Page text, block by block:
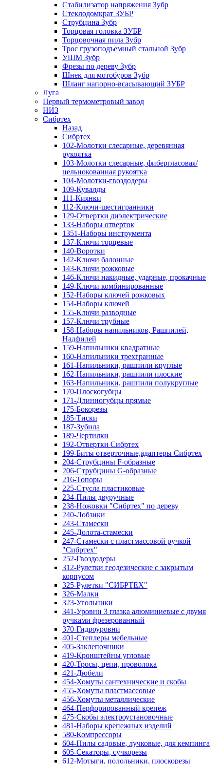
Стабилизатор напряжения Зубр
Стеклодомкрат ЗУБР
Струбцина Зубр
Торцовая головка ЗУБР
Торцовочная пила Зубр
Трос грузоподъемный стальной Зубр
УШМ Зубр
Фрезы по дереву Зубр
Шнек для мотобуров Зубр
Шланг напорно-всасывающий ЗУБР
Луга
Первый термометровый завод
НИЗ
Сибртех
Назад
Сибртех
102-Молотки слесарные, деревянная
рукоятка
103-Молотки слесарные, фибергласовая/
цельнокованная рукоятка
104-Молотки-гвоздодеры
109-Кувалды
111-Киянки
112-Ключи-шестигранники
129-Отвертки диэлектрические
133-Наборы отверток
1351-Наборы инструмента
137-Ключи торцевые
140-Воротки
142-Ключи балонные
143-Ключи рожковые
146-Ключи накидные, ударные, прокачные
149-Ключи комбинированные
152-Наборы ключей рожковых
154-Наборы ключей
155-Ключи разводные
157-Ключи трубные
158-Наборы напильников, Рашпилей,
Надфилей
159-Напильники квадратные
160-Напильники трехгранные
161-Напильники, рашпили круглые
162-Напильники, рашпили плоские
163-Напильники, рашпили полукруглые
170-Плоскогубцы
171-Длинногубцы прямые
175-Бокорезы
185-Тиски
187-Зубила
189-Чертилки
192-Отвертки Сибртех
199-Биты отверточные,адаптеры Сибртех
204-Струбцины F-образные
206-Струбцины G-образные
216-Топоры
225-Стусла пластиковые
234-Пилы двуручные
238-Ножовки "Сибртех" по дереву
240-Лобзики
243-Стамески
245-Долота-стамески
247-Стамески с пластмассовой ручкой
"Сибртех"
252-Гвоздодеры
312-Рулетки геодезические с закрытым
корпусом
325-Рулетки "СИБРТЕХ"
326-Малки
323-Угольники
341-Уровни 3 глазка алюминиевые с двумя
ручками фрезерованный
370-Гидроуровни
401-Степлеры мебельные
405-Заклепочники
419-Кронштейны угловые
420-Тросы, цепи, проволока
421-Дюбели
454-Хомуты сантехнические и скобы
455-Хомуты пластмассовые
456-Хомуты металлические
464-Перфорированный крепеж
475-Скобы электроустановочные
481-Наборы крепежных изделий
580-Компрессоры
604-Пилы садовые, лучковые, для кемпинга
605-Секаторы, сучкорезы
612-Мотыги, полольники, плоскорезы